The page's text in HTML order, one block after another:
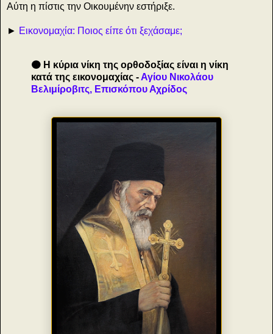
Αύτη η πίστις την Οικουμένην εστήριξε.
► Εικονομαχία: Ποιος είπε ότι ξεχάσαμε;
🟤 Η κύρια νίκη της ορθοδοξίας είναι η νίκη
κατά της εικονομαχίας -Αγίου Νικολάου
Βελιμίροβιτς, Επισκόπου Αχρίδος